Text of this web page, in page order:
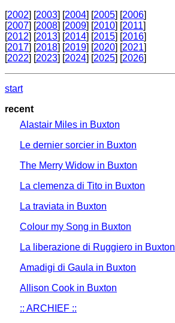
[2002] [2003] [2004] [2005] [2006]
[2007] [2008] [2009] [2010] [2011]
[2012] [2013] [2014] [2015] [2016]
[2017] [2018] [2019] [2020] [2021]
[2022] [2023] [2024] [2025] [2026]
start
recent
Alastair Miles in Buxton
Le dernier sorcier in Buxton
The Merry Widow in Buxton
La clemenza di Tito in Buxton
La traviata in Buxton
Colour my Song in Buxton
La liberazione di Ruggiero in Buxton
Amadigi di Gaula in Buxton
Allison Cook in Buxton
:: ARCHIEF ::